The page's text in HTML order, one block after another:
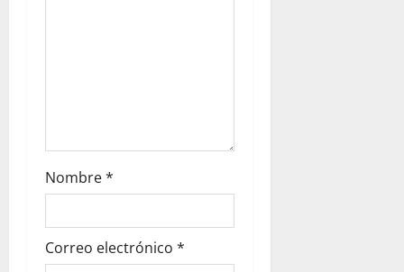
Nombre*
Correo electrónico *